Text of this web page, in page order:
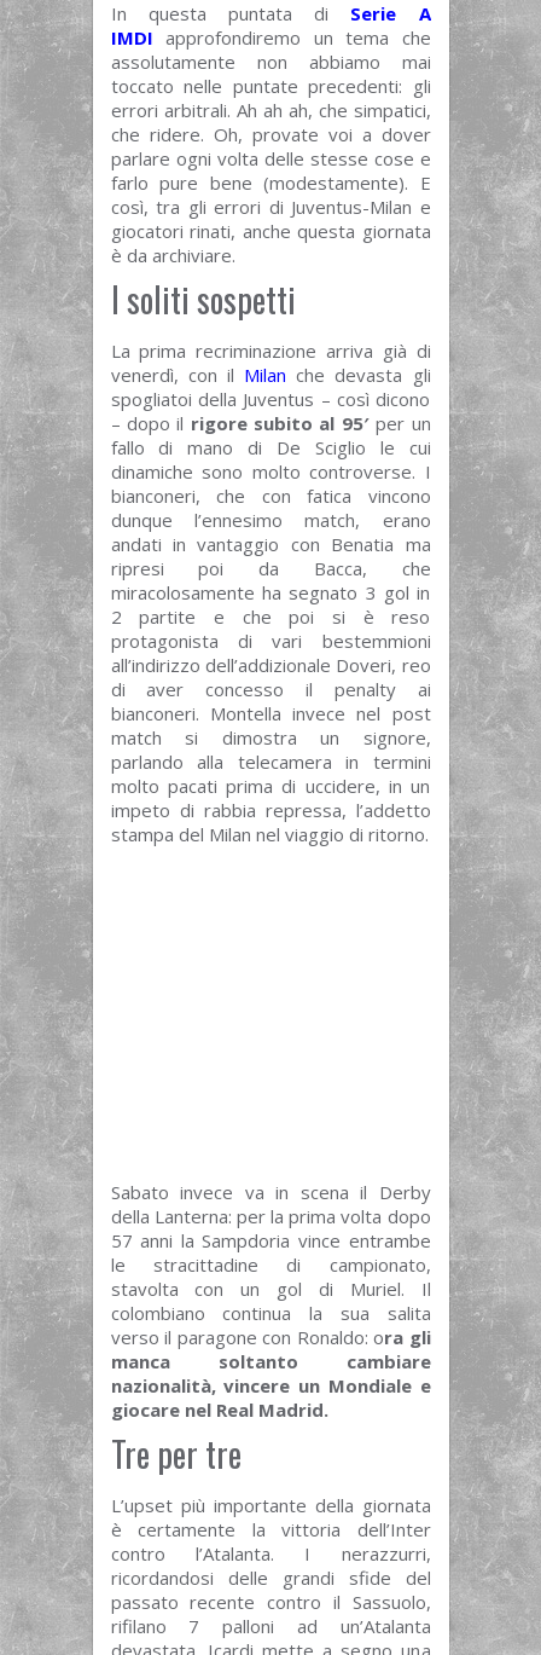
In questa puntata di Serie A
IMDI approfondiremo un tema che
assolutamente non abbiamo mai
toccato nelle puntate precedenti: gli
errori arbitrali. Ah ah ah, che simpatici,
che ridere. Oh, provate voi a dover
parlare ogni volta delle stesse cose e
farlo pure bene (modestamente). E
così, tra gli errori di Juventus-Milan e
giocatori rinati, anche questa giornata
è da archiviare.
I soliti sospetti
La prima recriminazione arriva già di
venerdì, con il Milan che devasta gli
spogliatoi della Juventus – così dicono
– dopo il rigore subito al 95′per un
fallo di mano di De Sciglio le cui
dinamiche sono molto controverse. I
bianconeri, che con fatica vincono
dunque l’ennesimo match, erano
andati in vantaggio con Benatia ma
ripresi poi da Bacca, che
miracolosamente ha segnato 3 gol in
2 partite e che poi si è reso
protagonista di vari bestemmioni
all’indirizzo dell’addizionale Doveri, reo
di aver concesso il penalty ai
bianconeri. Montella invece nel post
match si dimostra un signore,
parlando alla telecamera in termini
molto pacati prima di uccidere, in un
impeto di rabbia repressa, l’addetto
stampa del Milan nel viaggio di ritorno.
Sabato invece va in scena il Derby
della Lanterna: per la prima volta dopo
57 anni la Sampdoria vince entrambe
le stracittadine di campionato,
stavolta con un gol di Muriel. Il
colombiano continua la sua salita
verso il paragone con Ronaldo: ora gli
manca soltanto cambiare
nazionalità, vincere un Mondiale e
giocare nel Real Madrid.
Tre per tre
L’upset più importante della giornata
è certamente la vittoria dell’Inter
contro l’Atalanta. I nerazzurri,
ricordandosi delle grandi sfide del
passato recente contro il Sassuolo,
rifilano 7 palloni ad un’Atalanta